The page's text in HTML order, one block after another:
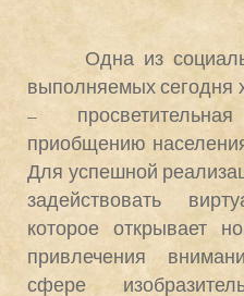
Одна из
выполняемых сегодня
–
приобщению
Для успешной
задействовать
которое открывает
привлечения
сфере